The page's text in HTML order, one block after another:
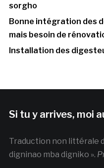
sorgho
Bonne intégration des
mais besoin de
Installation des
Si tu y arrives, moi
Traduction non littérale
digninao mba digniko ».